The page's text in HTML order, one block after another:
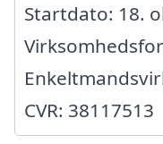
Startdato: 18.
CVR: 38117513